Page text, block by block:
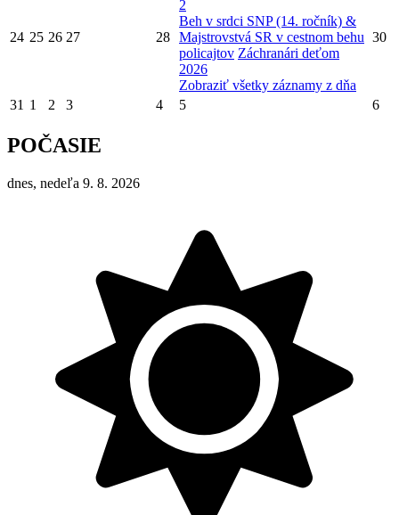
24 25 26 27 28
2
Beh v srdci SNP (14. ročník) &
Majstrovstvá SR v cestnom behu
policajtov Záchranári deťom
2026
Zobraziť všetky záznamy z dňa
30
31 1 2 3 4 5 6
POČASIE
dnes, nedeľa 9. 8. 2026